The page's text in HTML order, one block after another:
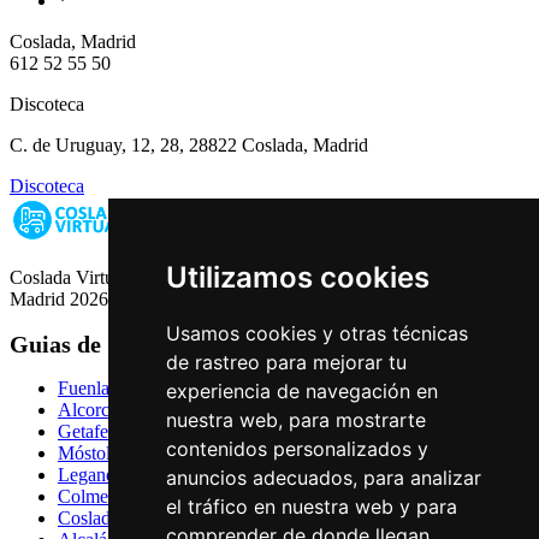
Utilizamos cookies
Usamos cookies y otras técnicas
de rastreo para mejorar tu
experiencia de navegación en
nuestra web, para mostrarte
contenidos personalizados y
anuncios adecuados, para analizar
el tráfico en nuestra web y para
Coslada, Madrid
612 52 55 50
Discoteca
C. de Uruguay, 12, 28, 28822 Coslada, Madrid
Discoteca
Coslada Virtual: Guia de Empresas, Ocio y Servicios de Coslada,
Madrid 2026
Guias de Ciudades
Fuenlabrada
Alcorcón
Getafe
Móstoles
Leganés
Colmenar Viejo
Coslada